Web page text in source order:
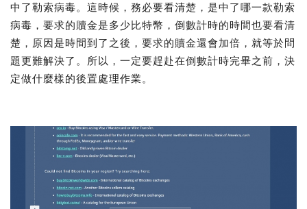
中了勒索病毒。這時候，務必要看清楚，是中了哪一款勒索
病毒，要求的贖金是多少比特幣，倒數計時的時間也要看清
楚，原因是時間到了之後，要求的贖金還會加倍，就等於問
題更難解決了。所以，一定要趕赴在倒數計時完畢之前，決
定做什麼樣的後置處理作業。